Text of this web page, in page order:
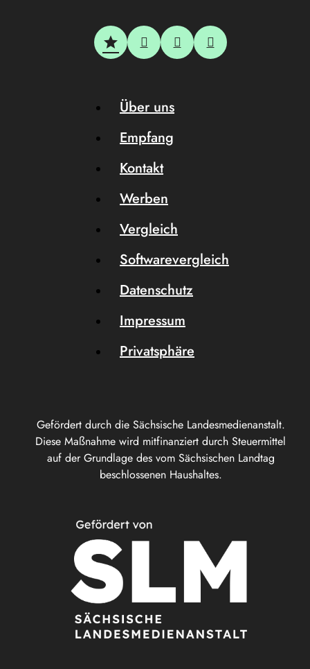
Gefördert durch die Sächsische Landesmedienanstalt.
Diese Maßnahme wird mitfinanziert durch Steuermittel
auf der Grundlage des vom Sächsischen Landtag
beschlossenen Haushaltes.
Über uns
Empfang
Kontakt
Werben
Vergleich
Softwarevergleich
Datenschutz
Impressum
Privatsphäre